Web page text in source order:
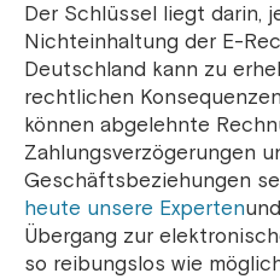
Der Schlüssel liegt darin,
Nichteinhaltung der E-
Deutschland kann zu
rechtlichen
können abgelehnte
Zahlungsverzögerungen
Geschäftsbeziehungen
heute unsere Experten
Übergang zur
so reibungslos wie